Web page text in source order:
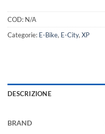
COD: N/A
Categorie: E-Bike, E-City, XP
DESCRIZIONE
BRAND